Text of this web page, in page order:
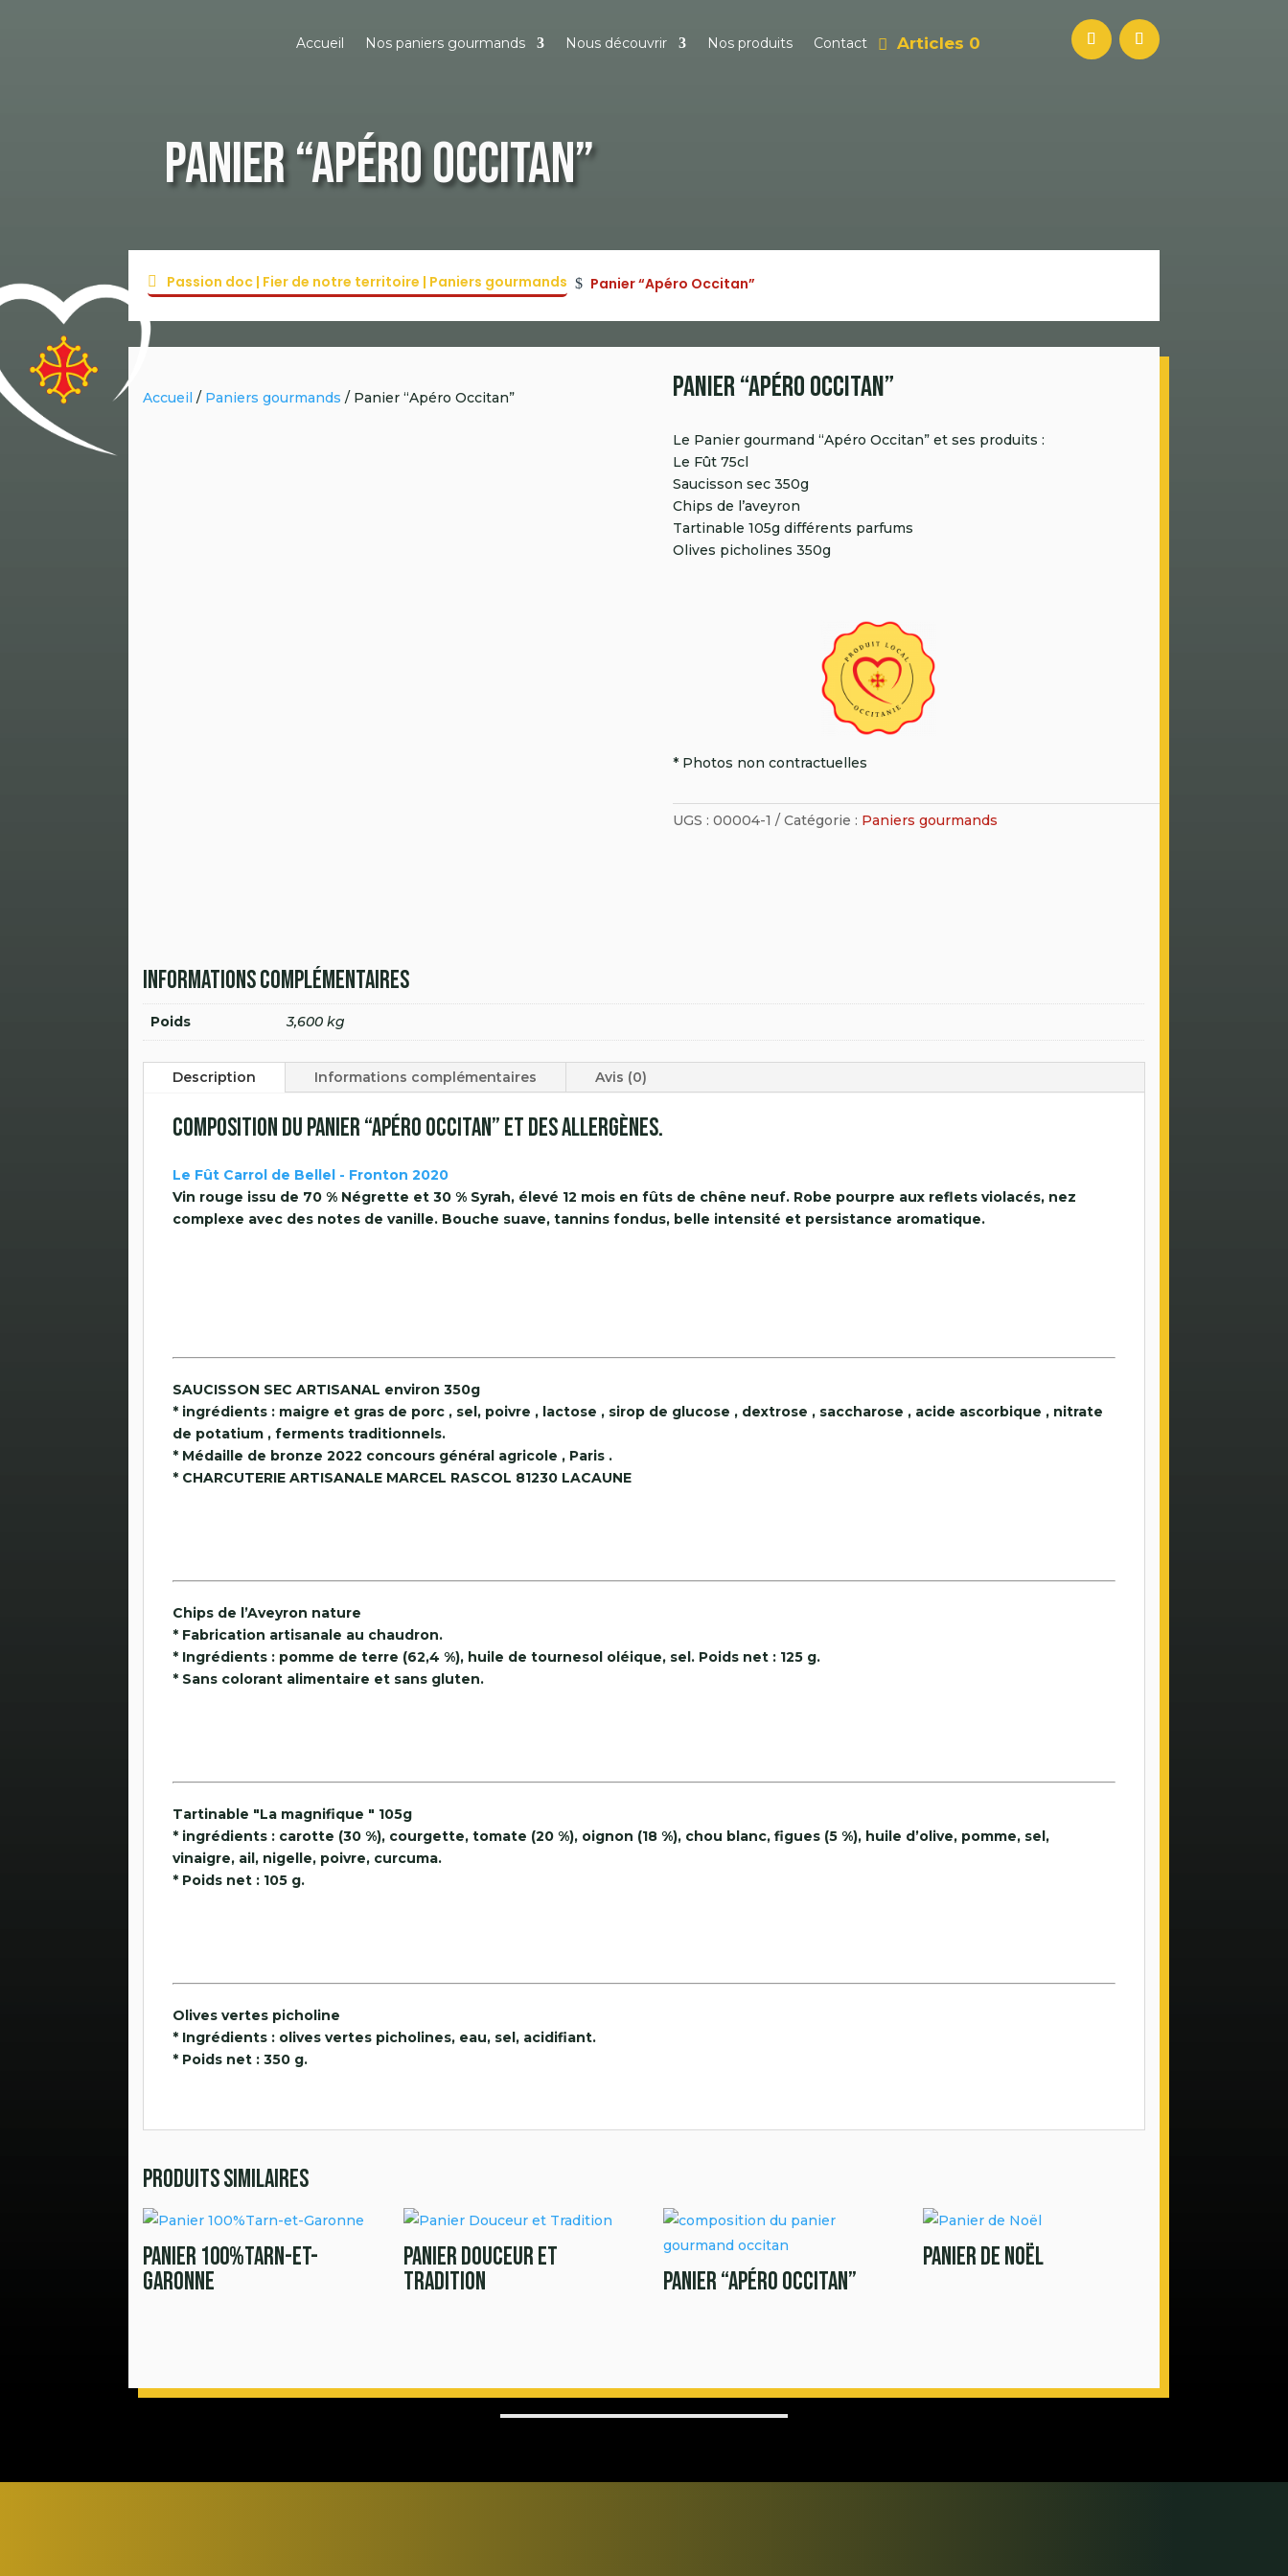
Accueil Nos paniers gourmands Nous découvrir Nos produits Contact Articles 0
Panier “Apéro Occitan”
Passion doc | Fier de notre territoire | Paniers gourmands $ Panier “Apéro Occitan”
Accueil / Paniers gourmands / Panier “Apéro Occitan” Panier “Apéro Occitan”
Le Panier gourmand “Apéro Occitan” et ses produits :
Le Fût 75cl
Saucisson sec 350g
Chips de l’aveyron
Tartinable 105g différents parfums
Olives picholines 350g
* Photos non contractuelles
UGS : 00004-1 Catégorie : Paniers gourmands
Informations complémentaires
Poids 3,600 kg
Description Informations complémentaires Avis (0)
Composition du Panier “Apéro Occitan” et des allergènes.
Le Fût Carrol de Bellel - Fronton 2020
Vin rouge issu de 70 % Négrette et 30 % Syrah, élevé 12 mois en fûts de chêne neuf. Robe pourpre aux reflets violacés, nez
complexe avec des notes de vanille. Bouche suave, tannins fondus, belle intensité et persistance aromatique.
SAUCISSON SEC ARTISANAL environ 350g
* ingrédients : maigre et gras de porc , sel, poivre , lactose , sirop de glucose , dextrose , saccharose , acide ascorbique , nitrate
de potatium , ferments traditionnels.
* Médaille de bronze 2022 concours général agricole , Paris .
* CHARCUTERIE ARTISANALE MARCEL RASCOL 81230 LACAUNE
Chips de l’Aveyron nature
* Fabrication artisanale au chaudron.
* Ingrédients : pomme de terre (62,4 %), huile de tournesol oléique, sel. Poids net : 125 g.
* Sans colorant alimentaire et sans gluten.
Tartinable "La magnifique " 105g
* ingrédients : carotte (30 %), courgette, tomate (20 %), oignon (18 %), chou blanc, figues (5 %), huile d’olive, pomme, sel,
vinaigre, ail, nigelle, poivre, curcuma.
* Poids net : 105 g.
Olives vertes picholine
* Ingrédients : olives vertes picholines, eau, sel, acidifiant.
* Poids net : 350 g.
Produits similaires
Panier 100%Tarn-et-
Garonne
Panier Douceur et
Tradition
Panier “Apéro Occitan”
Panier de Noël